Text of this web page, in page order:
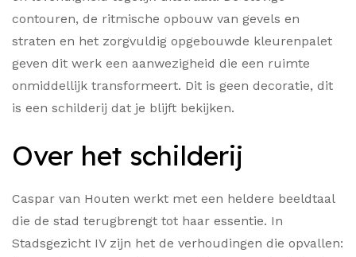
contouren, de ritmische opbouw van gevels en
straten en het zorgvuldig opgebouwde kleurenpalet
geven dit werk een aanwezigheid die een ruimte
onmiddellijk transformeert. Dit is geen decoratie, dit
is een schilderij dat je blijft bekijken.
Over het schilderij
Caspar van Houten werkt met een heldere beeldtaal
die de stad terugbrengt tot haar essentie. In
Stadsgezicht IV zijn het de verhoudingen die opvallen: